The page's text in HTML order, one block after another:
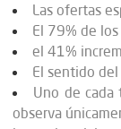
Las ofertas
El 79% de
el 41%
El sentido
Uno de cada
observa